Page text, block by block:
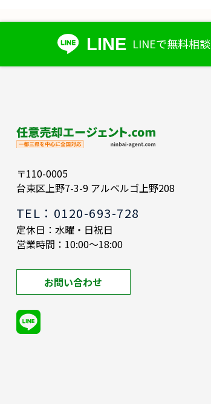
LINE LINEで無料相談
〒110-0005
台東区上野7-3-9 アルベルゴ上野208
TEL：0120-693-728
定休日：水曜・日祝日
営業時間：10:00～18:00
お問い合わせ